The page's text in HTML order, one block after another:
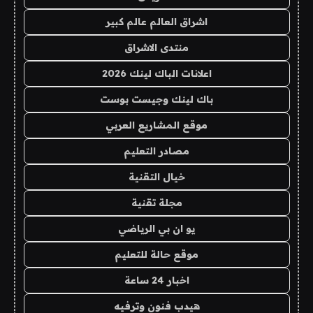
اشراق العالم عالم كبير
منتدى الاشراق
اعلانات الباك لينك 2026
باك لينك وجيست بوست
موقع المشاريع العربي
مصادر التعليم
خيال التقنية
مجلة تقنية
يو ان بي الرياضي
موقع حالة للتعليم
اخبار 24 ساعة
هيدب فنون وترفيه